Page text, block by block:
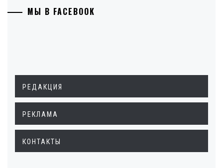
МЫ В FACEBOOK
РЕДАКЦИЯ
РЕКЛАМА
КОНТАКТЫ